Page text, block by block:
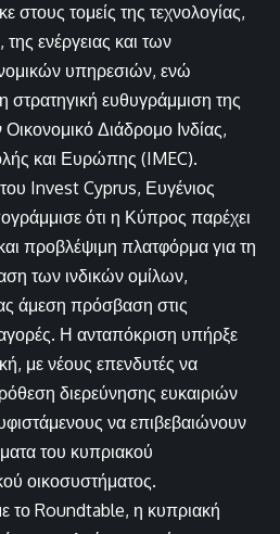
στους τομείς της τεχνολογίας,
της ενέργειας και των
υπηρεσιών, ενώ
στρατηγική ευθυγράμμιση της
Διάδρομο Ινδίας,
και Ευρώπης (IMEC).
Invest Cyprus, Ευγένιος
ότι η Κύπρος παρέχει
προβλέψιμη πλατφόρμα για τη
των ινδικών ομίλων,
άμεση πρόσβαση στις
Η ανταπόκριση υπήρξε
με νέους επενδυτές να
διερεύνησης ευκαιριών
να επιβεβαιώνουν
του κυπριακού
οικοσυστήματος.
το Roundtable, η κυπριακή